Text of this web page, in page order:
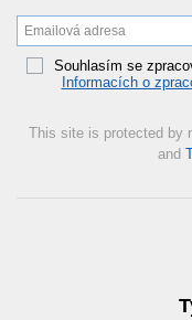
Souhlasím se
Informacích o
This site is protected by
and